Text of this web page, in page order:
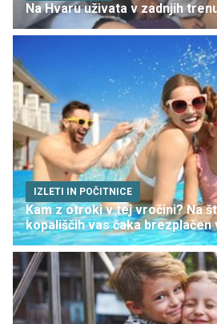
Na Hvaru uživata v zadnjih
IZLETI IN POČITNICE
Kam z otroki v tej vročini? Na
kopališčih vas čaka brezplačen